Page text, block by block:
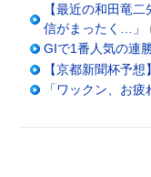
【最近の和田竜
信がまったく…」
GIで1番人気の連
【京都新聞杯予
「ワックン、お